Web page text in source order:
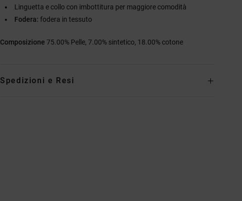
Linguetta e collo con imbottitura per maggiore comodità
Fodera: fodera in tessuto
Composizione75.00% Pelle, 7.00% sintetico, 18.00% cotone
Spedizioni e Resi